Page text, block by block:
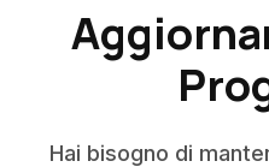
Hai bisogno di